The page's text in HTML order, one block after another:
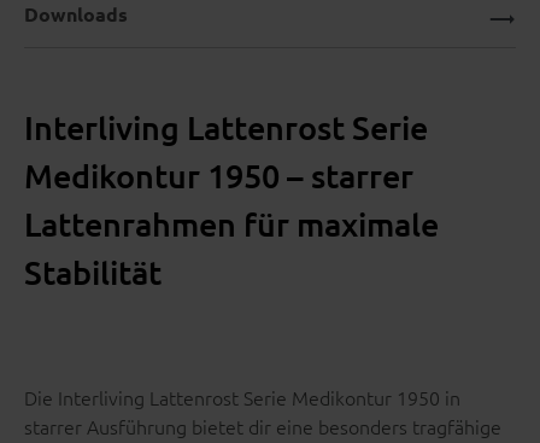
Interliving Lattenrost Serie
Medikontur 1950 – starrer
Lattenrahmen für maximale
Stabilität
Die Interliving Lattenrost Serie Medikontur 1950 in
starrer Ausführung bietet dir eine besonders tragfähige
Downloads